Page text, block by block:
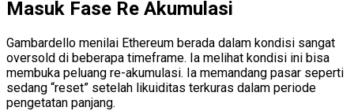
Masuk Fase Re Akumulasi
Gambardello menilai Ethereum berada dalam kondisi sangat
oversold di beberapa timeframe. Ia melihat kondisi ini bisa
membuka peluang re-akumulasi. Ia memandang pasar seperti
sedang “reset” setelah likuiditas terkuras dalam periode
pengetatan panjang.